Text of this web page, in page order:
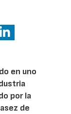
en uno
por la
de